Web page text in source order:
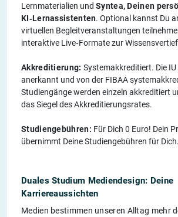
Lernmaterialien und Syntea, Deinen
KI‑Lernassistenten. Optional kannst Du
virtuellen Begleitveranstaltungen
interaktive Live‑Formate zur
Akkreditierung: Systemakkreditiert. Die
anerkannt und von der FIBAA
Studiengänge werden einzeln akkreditiert
das Siegel des Akkreditierungsrates.
Studiengebühren: Für Dich 0 Euro! Dein
übernimmt Deine Studiengebühren für Dich.
Duales Studium Mediendesign: Deine
Karriereaussichten
Medien bestimmen unseren Alltag mehr